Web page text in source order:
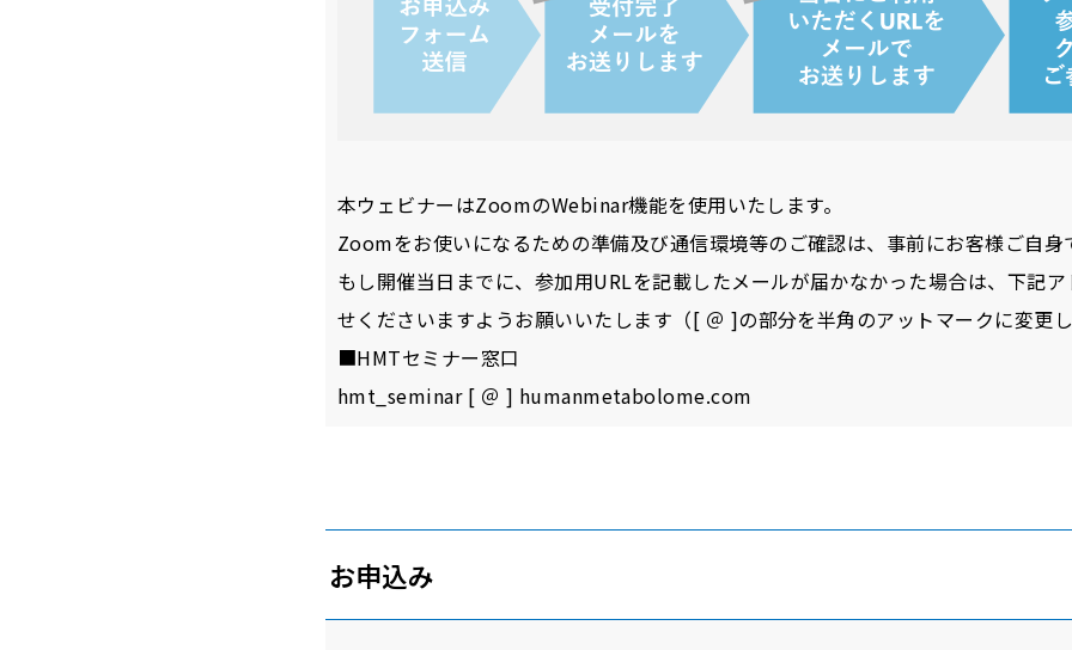
本ウェビナーはZoomのWebinar機能を使用いたします。
Zoomをお使いになるための準備及び通信環境等のご確認は、事前にお客様ご自身
もし開催当日までに、参加用URLを記載したメールが届かなかった場合は、下記
せくださいますようお願いいたします（[ ＠ ]の部分を半角のアットマークに変更
■HMTセミナー窓口
hmt_seminar [ ＠ ] humanmetabolome.com
お申込み